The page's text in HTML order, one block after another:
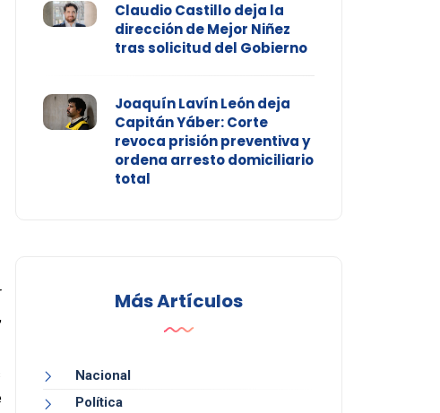
Claudio Castillo deja la
dirección de Mejor Niñez
tras solicitud del Gobierno
Joaquín Lavín León deja
Capitán Yáber: Corte
revoca prisión preventiva y
ordena arresto domiciliario
total
Más Artículos
Nacional
Política